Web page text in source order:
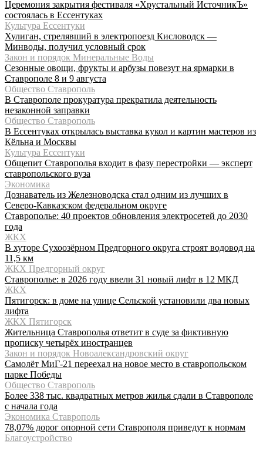
Церемония закрытия фестиваля «Хрустальный ИсточникЪ»
состоялась в Ессентуках
Культура Ессентуки
Хулиган, стрелявший в электропоезд Кисловодск —
Минводы, получил условный срок
Закон и порядок Минеральные Воды
Сезонные овощи, фрукты и арбузы повезут на ярмарки в
Ставрополе 8 и 9 августа
Общество Ставрополь
В Ставрополе прокуратура прекратила деятельность
незаконной заправки
Общество Ставрополь
В Ессентуках открылась выставка кукол и картин мастеров из
Кёльна и Москвы
Культура Ессентуки
Общепит Ставрополья входит в фазу перестройки — эксперт
ставропольского вуза
Экономика
Дознаватель из Железноводска стал одним из лучших в
Северо-Кавказском федеральном округе
Ставрополье: 40 проектов обновления электросетей до 2030
года
ЖКХ
В хуторе Сухоозёрном Предгорного округа строят водовод на
11,5 км
ЖКХ Предгорный округ
Ставрополье: в 2026 году ввели 31 новый лифт в 12 МКД
ЖКХ
Пятигорск: в доме на улице Сельской установили два новых
лифта
ЖКХ Пятигорск
Жительница Ставрополья ответит в суде за фиктивную
прописку четырёх иностранцев
Закон и порядок Новоалександровский округ
Самолёт МиГ-21 переехал на новое место в ставропольском
парке Победы
Общество Ставрополь
Более 338 тыс. квадратных метров жилья сдали в Ставрополе
с начала года
Экономика Ставрополь
78,07% дорог опорной сети Ставрополя приведут к нормам
Благоустройство